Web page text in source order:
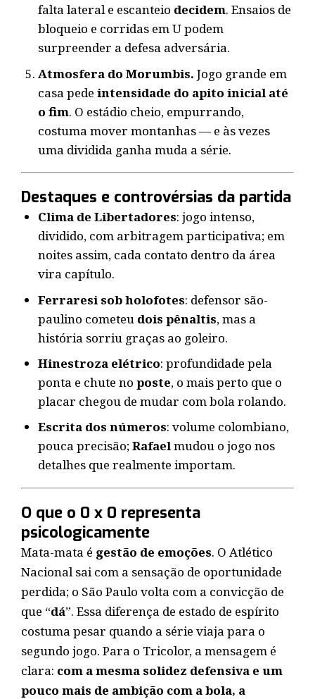
falta lateral e escanteio decidem. Ensaios de
bloqueio e corridas em U podem
surpreender a defesa adversária.
Atmosfera do Morumbis. Jogo grande em
casa pede intensidade do apito inicial até
o fim. O estádio cheio, empurrando,
costuma mover montanhas — e às vezes
uma dividida ganha muda a série.
Destaques e controvérsias da partida
Clima de Libertadores: jogo intenso,
dividido, com arbitragem participativa; em
noites assim, cada contato dentro da área
vira capítulo.
Ferraresi sob holofotes: defensor são-
paulino cometeu dois pênaltis, mas a
história sorriu graças ao goleiro.
Hinestroza elétrico: profundidade pela
ponta e chute no poste, o mais perto que o
placar chegou de mudar com bola rolando.
Escrita dos números: volume colombiano,
pouca precisão;Rafaelmudou o jogo nos
detalhes que realmente importam.
O que o 0 x 0 representa
psicologicamente
Mata-mata é gestão de emoções. O Atlético
Nacional sai com a sensação de oportunidade
perdida; o São Paulo volta com a convicção de
que “dá”. Essa diferença de estado de espírito
costuma pesar quando a série viaja para o
segundo jogo. Para o Tricolor, a mensagem é
clara: com a mesma solidez defensiva e um
pouco mais de ambição com a bola, a